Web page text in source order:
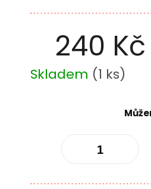
240 Kč
Měrná
cena:
Skladem (1 ks)